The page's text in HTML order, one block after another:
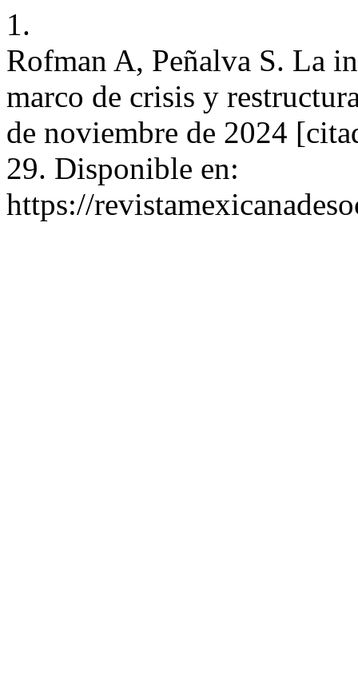
1.
Rofman A, Peñalva S. La
marco de crisis y
de noviembre de 2024
29. Disponible en:
https://